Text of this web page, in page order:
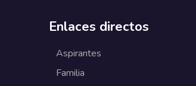
Enlaces directos
Aspirantes
Familia